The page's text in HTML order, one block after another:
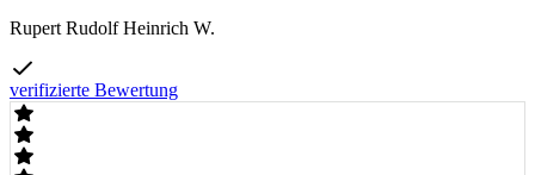
Rupert Rudolf Heinrich W.
verifizierte Bewertung